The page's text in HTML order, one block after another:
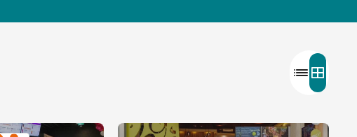
Abweichende Öffnungszeiten